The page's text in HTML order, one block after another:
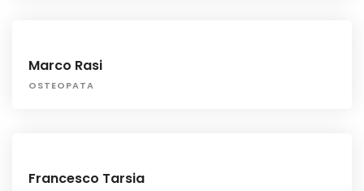
Marco Rasi
OSTEOPATA
Francesco Tarsia